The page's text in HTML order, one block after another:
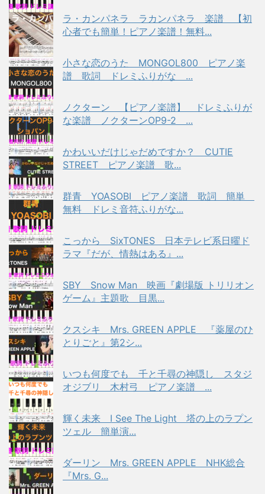
ラ・カンパネラ ラカンパネラ 楽譜 【初
心者でも簡単！ピアノ楽譜！無料...
小さな恋のうた MONGOL800 ピアノ楽
譜 歌詞 ドレミふりがな ...
ノクターン 【ピアノ楽譜】 ドレミふりが
な楽譜 ノクターンOP9-2 ...
かわいいだけじゃだめですか？ CUTIE
STREET ピアノ楽譜 歌...
群青 YOASOBI ピアノ楽譜 歌詞 簡単
無料 ドレミ音符ふりがな...
こっから SixTONES 日本テレビ系日曜ド
ラマ『だが、情熱はある』...
SBY Snow Man 映画『劇場版 トリリオン
ゲーム』主題歌 目黒...
クスシキ Mrs. GREEN APPLE 『薬屋のひ
とりごと』第2シ...
いつも何度でも 千と千尋の神隠し スタジ
オジブリ 木村弓 ピアノ楽譜 ...
輝く未来 I See The Light 塔の上のラプン
ツェル 簡単演...
ダーリン Mrs. GREEN APPLE NHK総合
『Mrs. G...